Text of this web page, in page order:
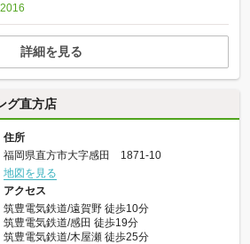
詳細を見る
グ直方店
住所
福岡県直方市大字感田 1871-10
地図を見る
アクセス
筑豊電気鉄道/遠賀野 徒歩10分
筑豊電気鉄道/感田 徒歩19分
筑豊電気鉄道/木屋瀬 徒歩25分